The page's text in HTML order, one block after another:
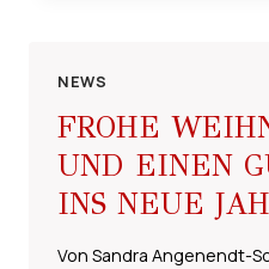
NEWS
FROHE
UND EINEN
INS NEUE
Von Sandra Angenendt-